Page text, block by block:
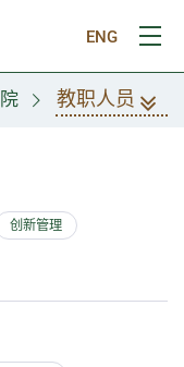
ENG
打
教职人员
创新管理